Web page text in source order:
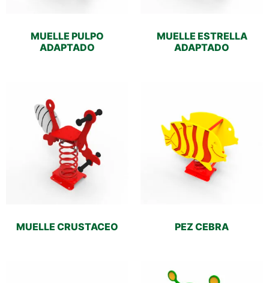
MUELLE PULPO
ADAPTADO
MUELLE ESTRELLA
ADAPTADO
MUELLE CRUSTACEO PEZ CEBRA